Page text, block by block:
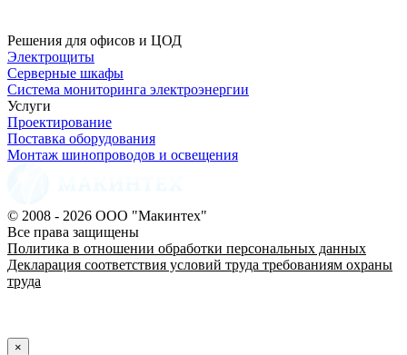
Решения для офисов и ЦОД
Электрощиты
Серверные шкафы
Система мониторинга электроэнергии
Услуги
Проектирование
Поставка оборудования
Монтаж шинопроводов и освещения
© 2008 - 2026 ООО "Макинтех"
Все права защищены
Политика в отношении обработки персональных данных
Декларация соответствия условий труда требованиям охраны
труда
×